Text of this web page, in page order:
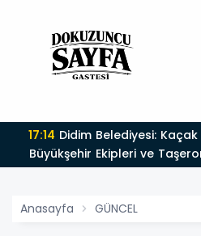
17:14
Büyükşehir Ekipleri ve
Anasayfa GÜNCEL